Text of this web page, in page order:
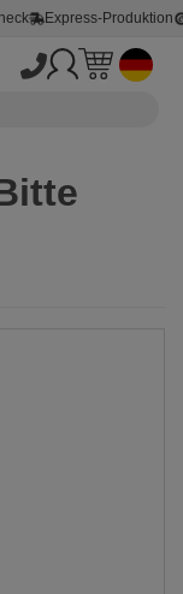
Express-Produktion